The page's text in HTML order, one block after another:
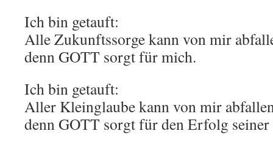
Ich bin getauft:
Alle Zukunftssorge kann von mir
denn GOTT sorgt für mich.
Ich bin getauft:
Aller Kleinglaube kann von mir
denn GOTT sorgt für den Erfolg seiner